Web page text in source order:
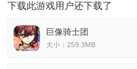
下载此游戏用户还下载了
巨像骑士团
大小：259.3MB